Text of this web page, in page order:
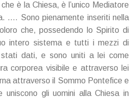
è la Chiesa, è l’unico Mediatore
…. Sono pienamente inseriti nella
che, possedendo lo Spirito di
intero sistema e tutti i mezzi di
dati, e sono uniti a lei come
corporea visibile e attraverso lei
attraverso il Sommo Pontefice e
gli uomini alla Chiesa in